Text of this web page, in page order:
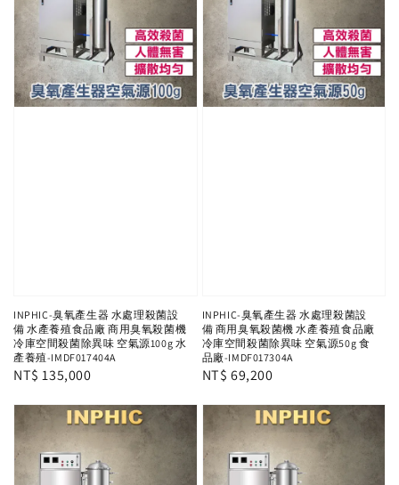
INPHIC-臭氧產生器 水處理殺菌設
備 水產養殖食品廠 商用臭氧殺菌機
冷庫空間殺菌除異味 空氣源100g 水
產養殖-IMDF017404A
Regular
NT$ 135,000
INPHIC-臭氧產生器 水處理殺菌設
備 商用臭氧殺菌機 水產養殖食品廠
冷庫空間殺菌除異味 空氣源50g 食
品廠-IMDF017304A
Regular
NT$ 69,200